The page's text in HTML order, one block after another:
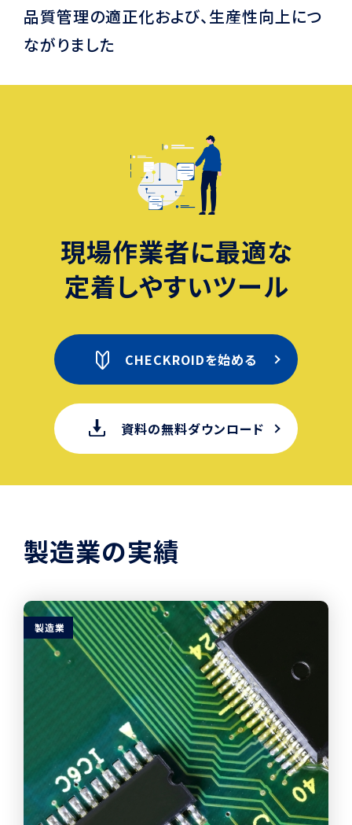
品質管理の適正化および、生産性向上につ
ながりました
現場作業者に最適な
定着しやすいツール
CHECKROIDを始める
資料の無料ダウンロード
製造業の実績
製造業